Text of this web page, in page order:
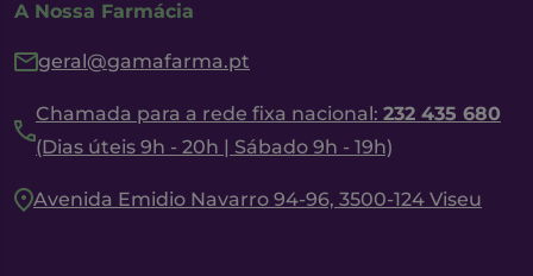
A Nossa Farmácia
geral@gamafarma.pt
Chamada para a rede fixa nacional: 232 435 680
(Dias úteis 9h - 20h | Sábado 9h - 19h)
Avenida Emidio Navarro 94-96, 3500-124 Viseu